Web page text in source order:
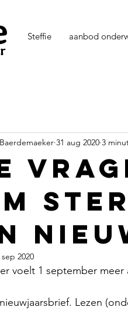
Steffie aanbod
31 aug 2020 3
sep 2020
voelt 1 september meer
Lezen